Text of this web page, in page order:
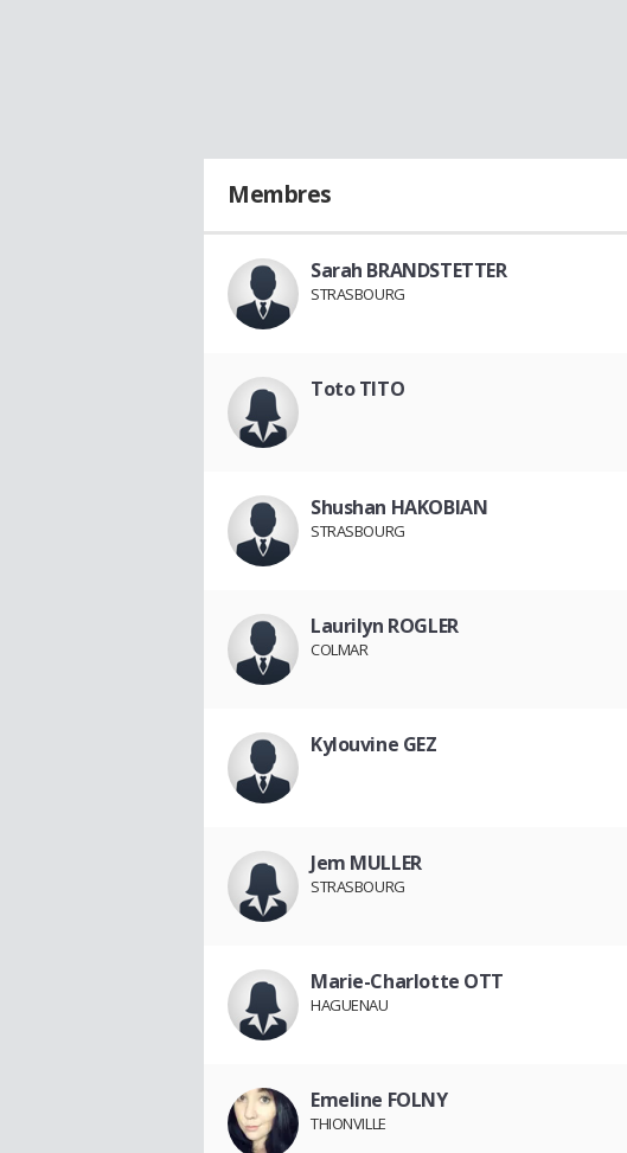
Membres
Sarah BRANDSTETTER
STRASBOURG
Toto TITO
Shushan HAKOBIAN
STRASBOURG
Laurilyn ROGLER
COLMAR
Kylouvine GEZ
Jem MULLER
STRASBOURG
Marie-Charlotte OTT
HAGUENAU
Emeline FOLNY
THIONVILLE